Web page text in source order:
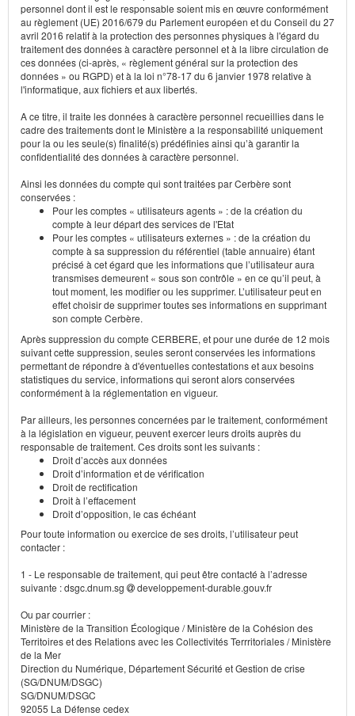
personnel dont il est le responsable soient mis en œuvre conformément
au règlement (UE) 2016/679 du Parlement européen et du Conseil du 27
avril 2016 relatif à la protection des personnes physiques à l'égard du
traitement des données à caractère personnel et à la libre circulation de
ces données (ci-après, « règlement général sur la protection des
données » ou RGPD) et à la loi n°78-17 du 6 janvier 1978 relative à
l'informatique, aux fichiers et aux libertés.
A ce titre, il traite les données à caractère personnel recueillies dans le
cadre des traitements dont le Ministère a la responsabilité uniquement
pour la ou les seule(s) finalité(s) prédéfinies ainsi qu’à garantir la
confidentialité des données à caractère personnel.
Ainsi les données du compte qui sont traitées par Cerbère sont
conservées :
Pour les comptes « utilisateurs agents » : de la création du
compte à leur départ des services de l'Etat
Pour les comptes « utilisateurs externes » : de la création du
compte à sa suppression du référentiel (table annuaire) étant
précisé à cet égard que les informations que l’utilisateur aura
transmises demeurent « sous son contrôle » en ce qu’il peut, à
tout moment, les modifier ou les supprimer. L’utilisateur peut en
effet choisir de supprimer toutes ses informations en supprimant
son compte Cerbère.
Après suppression du compte CERBERE, et pour une durée de 12 mois
suivant cette suppression, seules seront conservées les informations
permettant de répondre à d'éventuelles contestations et aux besoins
statistiques du service, informations qui seront alors conservées
conformément à la réglementation en vigueur.
Par ailleurs, les personnes concernées par le traitement, conformément
à la législation en vigueur, peuvent exercer leurs droits auprès du
responsable de traitement. Ces droits sont les suivants :
Droit d’accès aux données
Droit d’information et de vérification
Droit de rectification
Droit à l’effacement
Droit d’opposition, le cas échéant
Pour toute information ou exercice de ses droits, l’utilisateur peut
contacter :
1 - Le responsable de traitement, qui peut être contacté à l’adresse
suivante : dsgc.dnum.sg
developpement-durable.gouv.fr
Ou par courrier :
Ministère de la Transition Écologique / Ministère de la Cohésion des
Territoires et des Relations avec les Collectivités Terrritoriales / Ministère
de la Mer
Direction du Numérique, Département Sécurité et Gestion de crise
(SG/DNUM/DSGC)
SG/DNUM/DSGC
92055 La Défense cedex